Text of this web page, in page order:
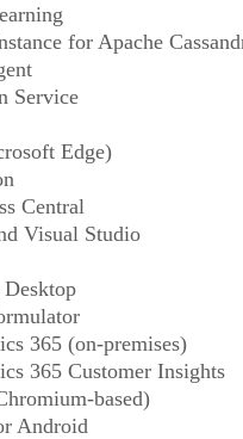
for Apache
Service
Edge)
Central
Visual Studio
365 (on-premises)
365 Customer Insights
based)
Android